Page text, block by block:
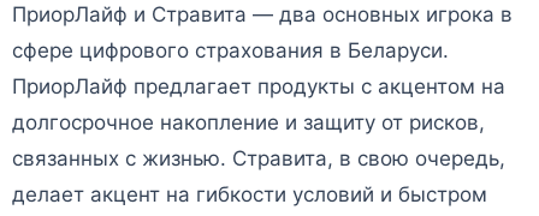
ПриорЛайф и Стравита — два основных игрока в
сфере цифрового страхования в Беларуси.
ПриорЛайф предлагает продукты с акцентом на
долгосрочное накопление и защиту от рисков,
связанных с жизнью. Стравита, в свою очередь,
делает акцент на гибкости условий и быстром